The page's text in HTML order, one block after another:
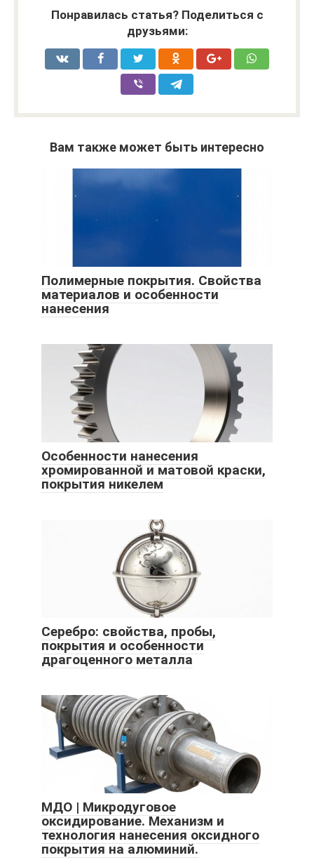
Понравилась статья? Поделиться с
друзьями:
Вам также может быть интересно
Полимерные покрытия. Свойства
материалов и особенности
нанесения
Особенности нанесения
хромированной и матовой краски,
покрытия никелем
Серебро: свойства, пробы,
покрытия и особенности
драгоценного металла
МДО | Микродуговое
оксидирование. Механизм и
технология нанесения оксидного
покрытия на алюминий.